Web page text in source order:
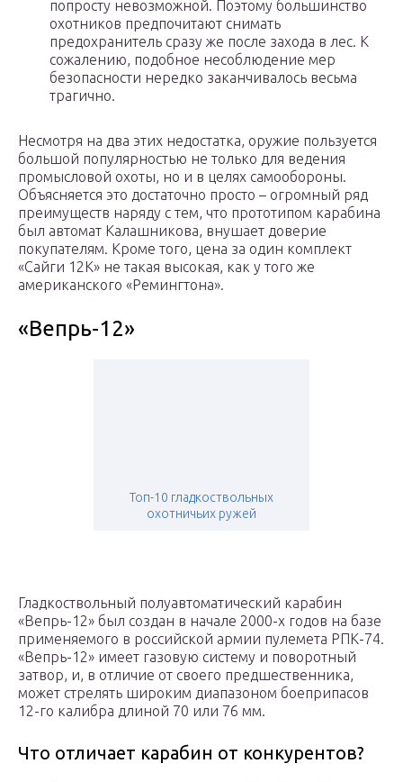
попросту невозможной. Поэтому большинство
охотников предпочитают снимать
предохранитель сразу же после захода в лес. К
сожалению, подобное несоблюдение мер
безопасности нередко заканчивалось весьма
трагично.
Несмотря на два этих недостатка, оружие пользуется
большой популярностью не только для ведения
промысловой охоты, но и в целях самообороны.
Объясняется это достаточно просто – огромный ряд
преимуществ наряду с тем, что прототипом карабина
был автомат Калашникова, внушает доверие
покупателям. Кроме того, цена за один комплект
«Сайги 12К» не такая высокая, как у того же
американского «Ремингтона».
«Вепрь-12»
Топ-10 гладкоствольных
охотничьих ружей
Гладкоствольный полуавтоматический карабин
«Вепрь-12» был создан в начале 2000-х годов на базе
применяемого в российской армии пулемета РПК-74.
«Вепрь-12» имеет газовую систему и поворотный
затвор, и, в отличие от своего предшественника,
может стрелять широким диапазоном боеприпасов
12-го калибра длиной 70 или 76 мм.
Что отличает карабин от конкурентов?